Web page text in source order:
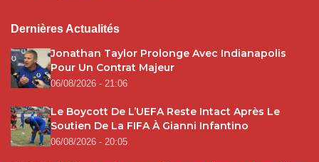
Dernières Actualités
Jonathan Taylor Prolonge Avec Indianapolis
Pour Un Contrat Majeur
06/08/2026 - 21:06
Le Boycott De L’UEFA Reste Intact Après Le
Soutien De La FIFA À Gianni Infantino
06/08/2026 - 20:05